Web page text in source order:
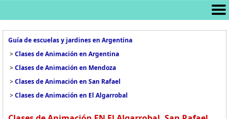
Guía de escuelas y jardines en Argentina
>Clases de Animación en Argentina
>Clases de Animación en Mendoza
>Clases de Animación en San Rafael
>Clases de Animación en El Algarrobal